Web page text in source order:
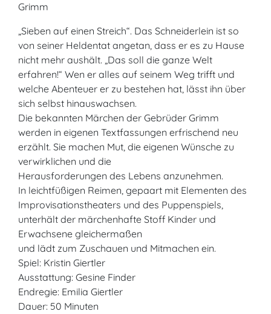
Grimm
„Sieben auf einen Streich“. Das Schneiderlein ist so
von seiner Heldentat angetan, dass er es zu Hause
nicht mehr aushält. „Das soll die ganze Welt
erfahren!“ Wen er alles auf seinem Weg trifft und
welche Abenteuer er zu bestehen hat, lässt ihn über
sich selbst hinauswachsen.
Die bekannten Märchen der Gebrüder Grimm
werden in eigenen Textfassungen erfrischend neu
erzählt. Sie machen Mut, die eigenen Wünsche zu
verwirklichen und die
Herausforderungen des Lebens anzunehmen.
In leichtfüßigen Reimen, gepaart mit Elementen des
Improvisationstheaters und des Puppenspiels,
unterhält der märchenhafte Stoff Kinder und
Erwachsene gleichermaßen
und lädt zum Zuschauen und Mitmachen ein.
Spiel: Kristin Giertler
Ausstattung: Gesine Finder
Endregie: Emilia Giertler
Dauer: 50 Minuten